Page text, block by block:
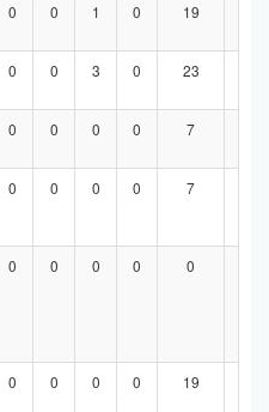
0 0 1 0 19
0 0 3 0 23
0 0 0 0 7
0 0 0 0 7
0 0 0 0 0
0 0 0 0 19